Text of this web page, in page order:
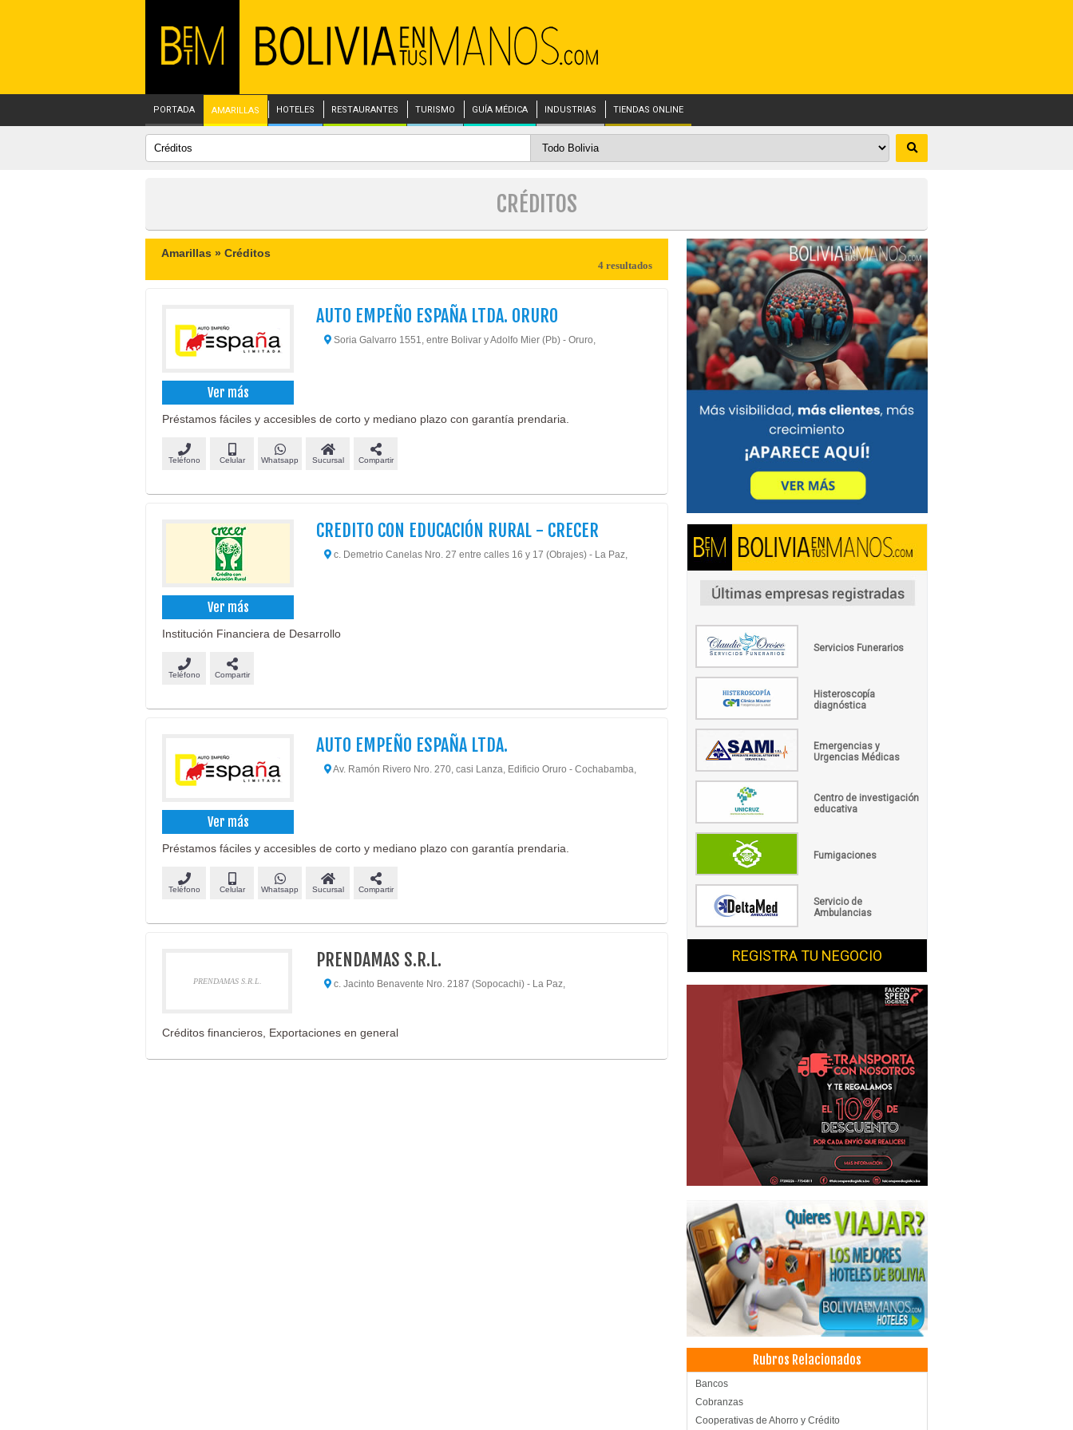
PORTADA AMARILLAS HOTELES RESTAURANTES TURISMO GUÍA MÉDICA INDUSTRIAS TIENDAS ONLINE
CRÉDITOS
Amarillas » Créditos
4 resultados
Ver más
AUTO EMPEÑO ESPAÑA LTDA. ORURO
Soria Galvarro 1551, entre Bolivar y Adolfo Mier (Pb) - Oruro,
Préstamos fáciles y accesibles de corto y mediano plazo con garantía prendaria.
Teléfono Celular Whatsapp Sucursal Compartir
Ver más
CREDITO CON EDUCACIÓN RURAL - CRECER
c. Demetrio Canelas Nro. 27 entre calles 16 y 17 (Obrajes) - La Paz,
Institución Financiera de Desarrollo
Teléfono Compartir
Ver más
AUTO EMPEÑO ESPAÑA LTDA.
Av. Ramón Rivero Nro. 270, casi Lanza, Edificio Oruro - Cochabamba,
Préstamos fáciles y accesibles de corto y mediano plazo con garantía prendaria.
Teléfono Celular Whatsapp Sucursal Compartir
PRENDAMAS S.R.L.
PRENDAMAS S.R.L.
c. Jacinto Benavente Nro. 2187 (Sopocachi) - La Paz,
Créditos financieros, Exportaciones en general
Servicios Funerarios
Histeroscopía
diagnóstica
Emergencias y
Urgencias Médicas
Centro de investigación
educativa
Fumigaciones
Servicio de
Ambulancias
REGISTRA TU NEGOCIO
Rubros Relacionados
Bancos
Cobranzas
Cooperativas de Ahorro y Crédito